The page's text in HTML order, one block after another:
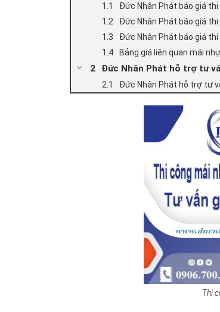
Đức Nhân Phát báo giá
Đức Nhân Phát báo giá
Đức Nhân Phát báo giá
Bảng giá liên quan mái
Đức Nhân Phát hỗ trợ tư
Đức Nhân Phát hỗ trợ tư
Thi